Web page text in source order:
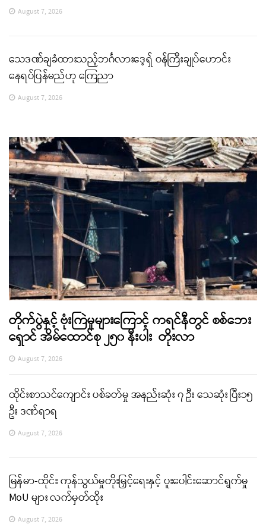
August 7, 2026
သေဒဏ်ချခံထားသည့်ဘင်္ဂလားဒေ့ရှ် ဝန်ကြီးချုပ်ဟောင်း
နေရပ်ပြန်မည်ဟု ကြေညာ
August 7, 2026
တိုက်ပွဲနှင့် ဗုံးကြဲမှုများကြောင့် ကရင်နီတွင် စစ်ဘေး
ရှောင် အိမ်ထောင်စု ၂၅၀ နီးပါး တိုးလာ
August 7, 2026
ထိုင်းစာသင်ကျောင်း ပစ်ခတ်မှု အနည်းဆုံး ၇ ဦး သေဆုံး ပြီး၁၅
ဦး ဒဏ်ရာရ
August 7, 2026
မြန်မာ-ထိုင်း ကုန်သွယ်မှုတိုးမြှင့်ရေးနှင့် ပူးပေါင်းဆောင်ရွက်မှု
MoU များ လက်မှတ်ထိုး
August 7, 2026